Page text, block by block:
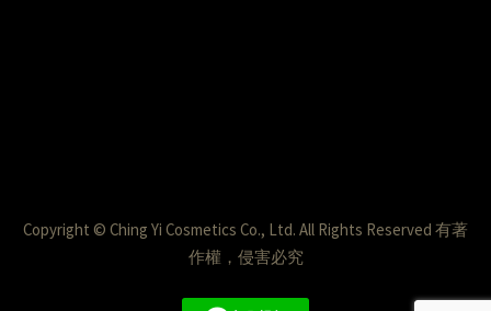
Copyright © Ching Yi Cosmetics Co., Ltd. All Rights Reserved 有著
作權，侵害必究